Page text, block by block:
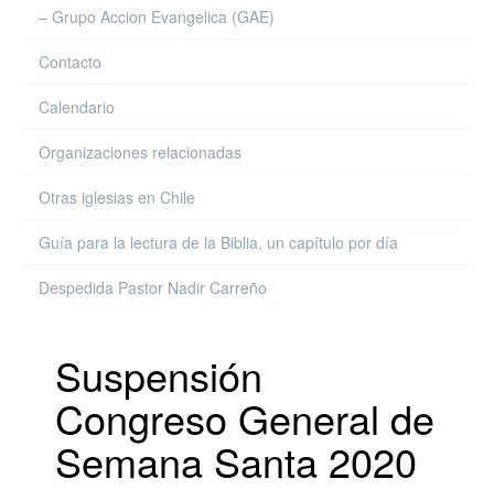
– Grupo Accion Evangelica (GAE)
Contacto
Calendario
Organizaciones relacionadas
Otras iglesias en Chile
Guía para la lectura de la Biblia, un capítulo por día
Despedida Pastor Nadir Carreño
Suspensión
Congreso General de
Semana Santa 2020